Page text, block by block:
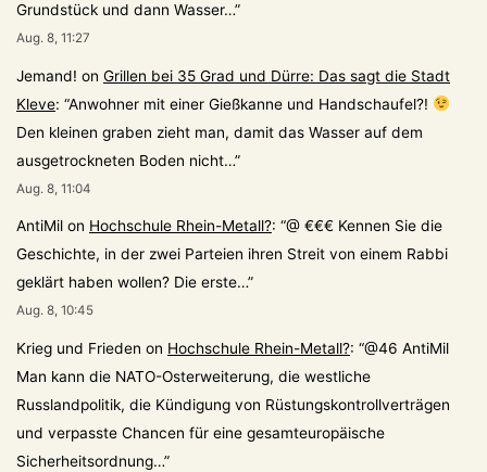
Grundstück und dann Wasser…”
Aug. 8, 11:27
Jemand! on Grillen bei 35 Grad und Dürre: Das sagt die Stadt
Kleve: “Anwohner mit einer Gießkanne und Handschaufel?!
Den kleinen graben zieht man, damit das Wasser auf dem
ausgetrockneten Boden nicht…”
Aug. 8, 11:04
AntiMil on Hochschule Rhein-Metall?: “@ €€€ Kennen Sie die
Geschichte, in der zwei Parteien ihren Streit von einem Rabbi
geklärt haben wollen? Die erste…”
Aug. 8, 10:45
Krieg und Frieden on Hochschule Rhein-Metall?: “@46 AntiMil
Man kann die NATO-Osterweiterung, die westliche
Russlandpolitik, die Kündigung von Rüstungskontrollverträgen
und verpasste Chancen für eine gesamteuropäische
Sicherheitsordnung…”